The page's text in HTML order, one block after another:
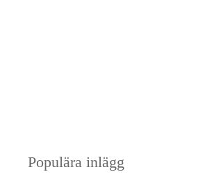
Populära inlägg